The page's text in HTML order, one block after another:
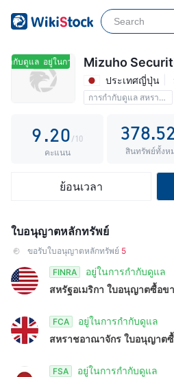
ำกับดูแล อยู่ในการกำกับดูแลMizuho
ประเทศญี่ปุ่น
การกำกับดูแล สหราชอาณาจักร
4
6
7
9.
0
2
3
6
7
8
9
0
1
2
4
5
6
7
8
9
/10
คะแนน สินทรัพย์ทั้งห
ย้อนเวลา
ใบอนุญาตหลักทรัพย์
ขอรับใบอนุญาตหลักทรัพย์ 5
FINRA
อยู่ในการกำกับดูแล
สหรัฐอเมริกา ใบอนุญาตซื้อข
FCA
อยู่ในการกำกับดูแล
สหราชอาณาจักร ใบอนุญาต
FSA
อยู่ในการกำกับดูแล